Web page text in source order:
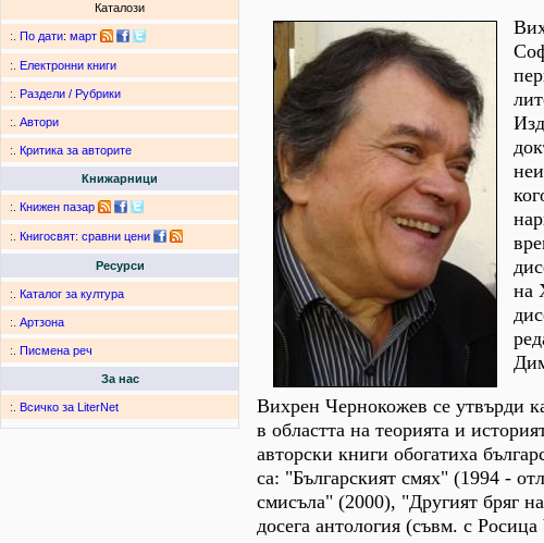
Каталози
:. По дати: март
:. Електронни книги
:. Раздели / Рубрики
:. Автори
:. Критика за авторите
Книжарници
:. Книжен пазар
:. Книгосвят: сравни цени
Ресурси
:. Каталог за култура
:. Артзона
:. Писмена реч
За нас
:. Всичко за LiterNet
на
Вихрен Чернокожев се утвърди
в областта на теорията и
авторски книги обогатиха
са: "Българският смях" (1994 -
смисъла" (2000), "Другият бряг
досега антология (съвм. с